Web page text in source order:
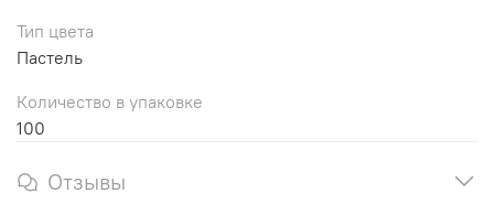
Тип цвета
Пастель
Количество в упаковке
100
Отзывы